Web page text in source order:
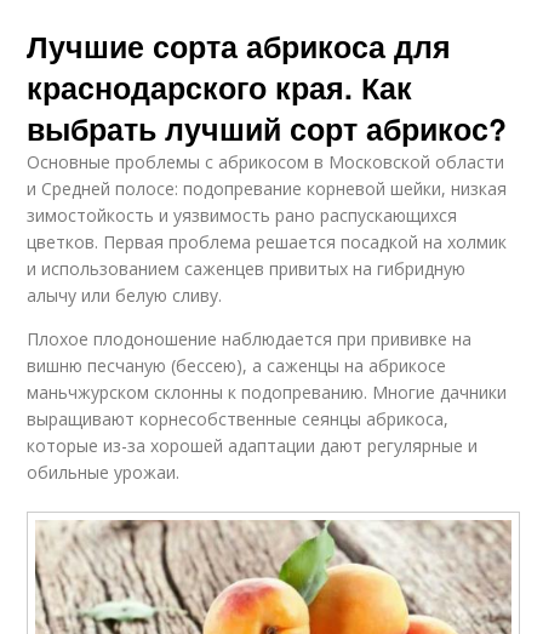
Лучшие сорта абрикоса для
краснодарского края. Как
выбрать лучший сорт абрикос?
Основные проблемы с абрикосом в Московской области
и Средней полосе: подопревание корневой шейки, низкая
зимостойкость и уязвимость рано распускающихся
цветков. Первая проблема решается посадкой на холмик
и использованием саженцев привитых на гибридную
алычу или белую сливу.
Плохое плодоношение наблюдается при прививке на
вишню песчаную (бессею), а саженцы на абрикосе
маньчжурском склонны к подопреванию. Многие дачники
выращивают корнесобственные сеянцы абрикоса,
которые из-за хорошей адаптации дают регулярные и
обильные урожаи.